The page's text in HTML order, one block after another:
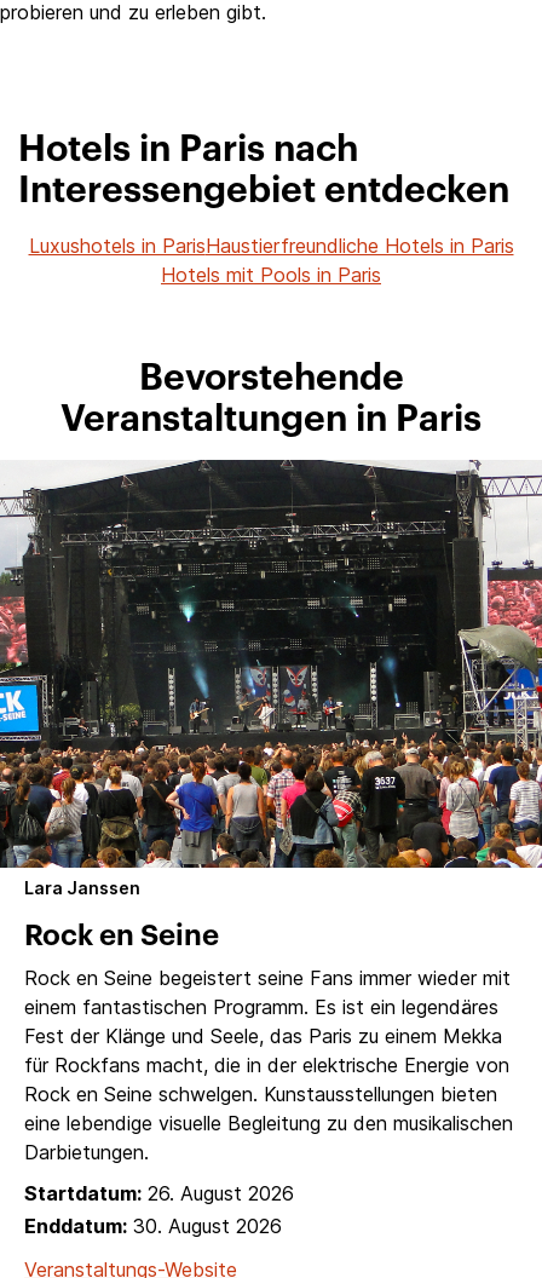
probieren und zu erleben gibt.
Hotels in Paris nach
Interessengebiet entdecken
Luxushotels in ParisHaustierfreundliche Hotels in Paris
Hotels mit Pools in Paris
Bevorstehende
Veranstaltungen in Paris
Lara Janssen
Rock en Seine
Rock en Seine begeistert seine Fans immer wieder mit
einem fantastischen Programm. Es ist ein legendäres
Fest der Klänge und Seele, das Paris zu einem Mekka
für Rockfans macht, die in der elektrische Energie von
Rock en Seine schwelgen. Kunstausstellungen bieten
eine lebendige visuelle Begleitung zu den musikalischen
Darbietungen.
Startdatum: 26. August 2026
Enddatum: 30. August 2026
Veranstaltungs-Website